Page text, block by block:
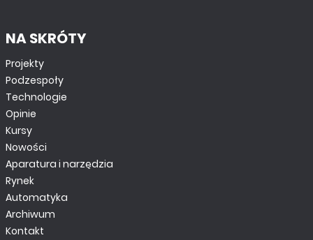
NA SKRÓTY
Projekty
Podzespoły
Technologie
Opinie
Kursy
Nowości
Aparatura i narzędzia
Rynek
Automatyka
Archiwum
Kontakt